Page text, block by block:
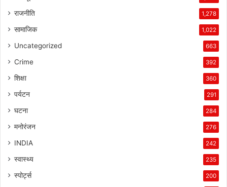
राजनीति 1,278
सामाजिक 1,022
Uncategorized 663
Crime 392
शिक्षा 360
पर्यटन 291
घटना 284
मनोरंजन 276
INDIA 242
स्वास्थ्य 235
स्पोर्ट्स 200